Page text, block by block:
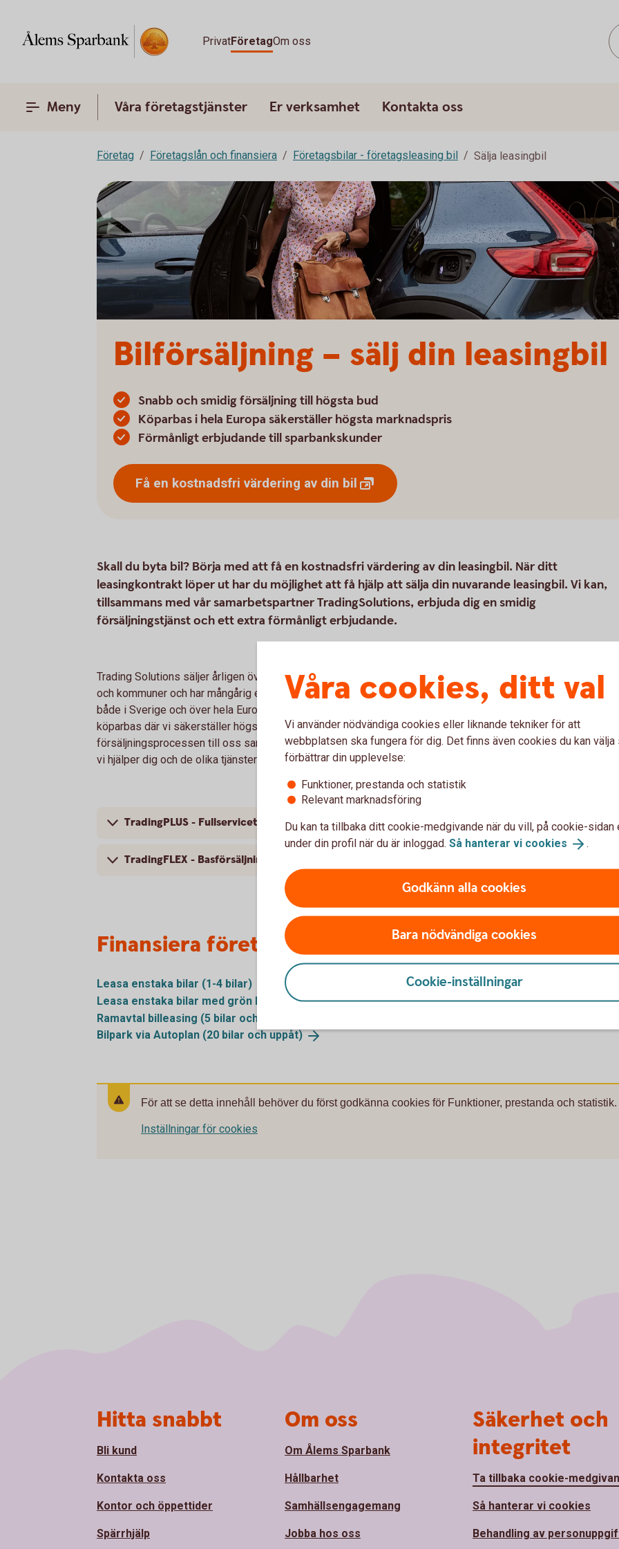
PrivatFöretagOm oss
Meny Våra företagstjänster Er verksamhet Kontakta oss
Företag Företagslån och finansiera Företagsbilar - företagsleasing bil Sälja leasingbil
Bilförsäljning – sälj din leasingbil
Snabb och smidig försäljning till högsta bud
Köparbas i hela Europa säkerställer högsta marknadspris
Förmånligt erbjudande till sparbankskunder
Få en kostnadsfri värdering av din bil
Skall du byta bil? Börja med att få en kostnadsfri värdering av din leasingbil. När ditt
leasingkontrakt löper ut har du möjlighet att få hjälp att sälja din nuvarande leasingbil. Vi kan,
tillsammans med vår samarbetspartner TradingSolutions, erbjuda dig en smidig
försäljningstjänst och ett extra förmånligt erbjudande.
Trading Solutions säljer årligen över 20 000 bilar åt ett stort antal företag, landsting, stat
och kommuner och har mångårig erfarenhet av att sälja alla sorters bilar. Köparna finns
både i Sverige och över hela Europa vilket innebär att din bil exponeras för en unikt stark
köparbas där vi säkerställer högsta möjliga marknadspris för just din bil. Överlåt
försäljningsprocessen till oss samtidigt som du gör en bra affär. Läs mer nedan om hur
vi hjälper dig och de olika tjänsterna du som kund kan få rabatt på.
TradingPLUS - Fullservicetjänsten
TradingFLEX - Basförsäljningstjänsten
Finansiera företagsbilar
Leasa enstaka bilar (1-4 bilar)
Leasa enstaka bilar med grön billeasing (1-4bilar)
Ramavtal billeasing (5 bilar och
Bilpark via Autoplan (20 bilar ochuppåt)
För att se detta innehåll behöver du först godkänna cookies för Funktioner, prestanda och statistik.
Inställningar för cookies
Våra cookies, ditt val
Vi använder nödvändiga cookies eller liknande tekniker för att
webbplatsen ska fungera för dig. Det finns även cookies du kan välja
förbättrar din upplevelse:
Funktioner, prestanda och statistik
Relevant marknadsföring
Du kan ta tillbaka ditt cookie-medgivande när du vill, på cookie-sidan
under din profil när du är inloggad. Så hanterar vi cookies .
Godkänn alla cookies
Bara nödvändiga cookies
Cookie-inställningar
Hitta snabbt
Bli kund
Kontakta oss
Kontor och öppettider
Spärrhjälp
Om oss
Om Ålems Sparbank
Hållbarhet
Samhällsengagemang
Jobba hos oss
Säkerhet och
integritet
Ta tillbaka cookie-
Så hanterar vi cookies
Behandling av